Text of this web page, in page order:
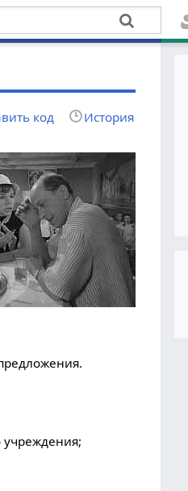
код История
учреждения;